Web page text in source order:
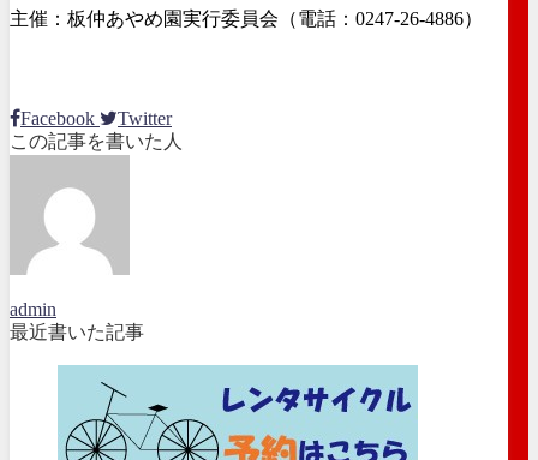
主催：板仲あやめ園実行委員会（電話：0247-26-4886）
Facebook
Twitter
この記事を書いた人
admin
最近書いた記事